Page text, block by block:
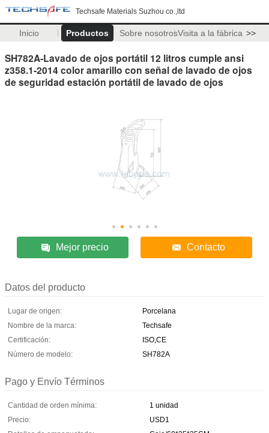
Techsafe Materials Suzhou co.,ltd
Inicio Productos Sobre nosotrosVisita a la fábrica >>
SH782A-Lavado de ojos portátil 12 litros cumple ansi
z358.1-2014 color amarillo con señal de lavado de ojos
de seguridad estación portátil de lavado de ojos
Mejor precio Contacto
Datos del producto
Lugar de origen:
Porcelana
Nombre de la marca:
Techsafe
Certificación:
ISO,CE
Número de modelo:
SH782A
Pago y Envío Términos
Cantidad de orden mínima:
1 unidad
Precio:
USD1